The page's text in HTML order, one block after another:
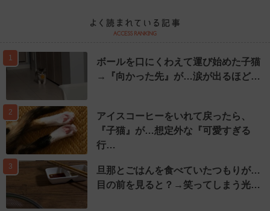
1
ボールを口にくわえて運び始めた子猫
→『向かった先』が…涙が出るほど…
2
アイスコーヒーをいれて戻ったら、
『子猫』が…想定外な『可愛すぎる
行…
3
旦那とごはんを食べていたつもりが…
目の前を見ると？→笑ってしまう光…